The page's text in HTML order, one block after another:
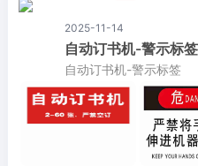
2025-11-14
自动订书机-警示标签
自动订书机-警示标签